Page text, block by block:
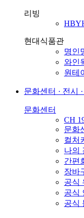
리빙
현대식품관
명인
와인
원테
문화센터 · 전시
문화센터
CH
문화
컬처
나의
간편
장바
공식
공식
공식